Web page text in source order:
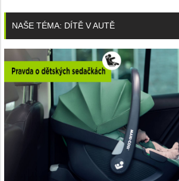
NAŠE TÉMA: DÍTĚ V AUTĚ